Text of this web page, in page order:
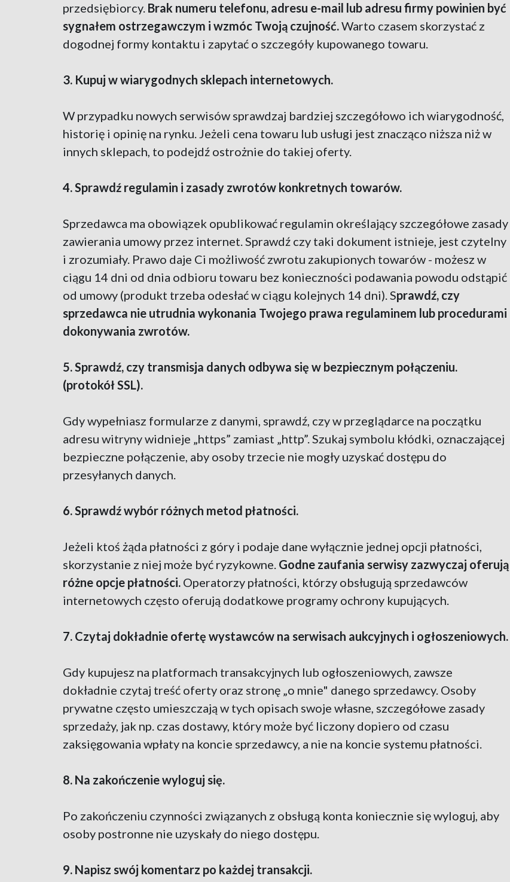
przedsiębiorcy. Brak numeru telefonu, adresu e-mail lub adresu firmy powinien być
sygnałem ostrzegawczym i wzmóc Twoją czujność.Warto czasem skorzystać z
dogodnej formy kontaktu i zapytać o szczegóły kupowanego towaru.
3. Kupuj w wiarygodnych sklepach internetowych.
W przypadku nowych serwisów sprawdzaj bardziej szczegółowo ich wiarygodność,
historię i opinię na rynku. Jeżeli cena towaru lub usługi jest znacząco niższa niż w
innych sklepach, to podejdź ostrożnie do takiej oferty.
4. Sprawdź regulamin i zasady zwrotów konkretnych towarów.
Sprzedawca ma obowiązek opublikować regulamin określający szczegółowe zasady
zawierania umowy przez internet. Sprawdź czy taki dokument istnieje, jest czytelny
i zrozumiały. Prawo daje Ci możliwość zwrotu zakupionych towarów - możesz w
ciągu 14 dni od dnia odbioru towaru bez konieczności podawania powodu odstąpić
od umowy (produkt trzeba odesłać w ciągu kolejnych 14 dni). Sprawdź, czy
sprzedawca nie utrudnia wykonania Twojego prawa regulaminem lub procedurami
dokonywania zwrotów.
5. Sprawdź, czy transmisja danych odbywa się w bezpiecznym połączeniu.
(protokół SSL).
Gdy wypełniasz formularze z danymi, sprawdź, czy w przeglądarce na początku
adresu witryny widnieje „https” zamiast „http”. Szukaj symbolu kłódki, oznaczającej
bezpieczne połączenie, aby osoby trzecie nie mogły uzyskać dostępu do
przesyłanych danych.
6. Sprawdź wybór różnych metod płatności.
Jeżeli ktoś żąda płatności z góry i podaje dane wyłącznie jednej opcji płatności,
skorzystanie z niej może być ryzykowne. Godne zaufania serwisy zazwyczaj oferują
różne opcje płatności. Operatorzy płatności, którzy obsługują sprzedawców
internetowych często oferują dodatkowe programy ochrony kupujących.
7. Czytaj dokładnie ofertę wystawców na serwisach aukcyjnych i ogłoszeniowych.
Gdy kupujesz na platformach transakcyjnych lub ogłoszeniowych, zawsze
dokładnie czytaj treść oferty oraz stronę „o mnie" danego sprzedawcy. Osoby
prywatne często umieszczają w tych opisach swoje własne, szczegółowe zasady
sprzedaży, jak np. czas dostawy, który może być liczony dopiero od czasu
zaksięgowania wpłaty na koncie sprzedawcy, a nie na koncie systemu płatności.
8. Na zakończenie wyloguj się.
Po zakończeniu czynności związanych z obsługą konta koniecznie się wyloguj, aby
osoby postronne nie uzyskały do niego dostępu.
9. Napisz swój komentarz po każdej transakcji.